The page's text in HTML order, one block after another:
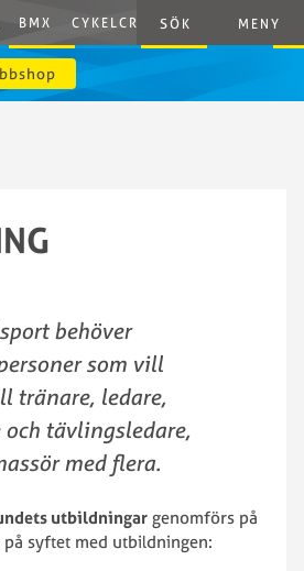
BMX CYKELCROSS E-CYCLING
SÖK MENY
behöver
som vill
tränare, ledare,
tävlingsledare,
med flera.
utbildningar genomförs på
syftet med utbildningen: